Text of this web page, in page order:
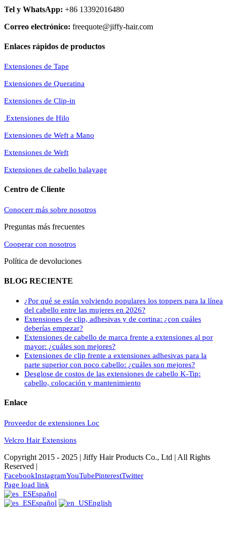
Tel y WhatsApp: +86 13392016480
Correo electrónico: freequote@jiffy-hair.com
Enlaces rápidos de productos
Extensiones de Tape
Extensiones de Queratina
Extensiones de Clip-in
Extensiones de Hilo
Extensiones de Weft a Mano
Extensiones de Weft
Extensiones de cabello balayage
Centro de Cliente
Conocerr más sobre nosotros
Preguntas más frecuentes
Cooperar con nosotros
Política de devoluciones
BLOG RECIENTE
¿Por qué se están volviendo populares los toppers para la línea
del cabello entre las mujeres en 2026?
Extensiones de clip, adhesivas y de cortina: ¿con cuáles
deberías empezar?
Extensiones de cabello de marca frente a extensiones al por
mayor: ¿cuáles son mejores?
Extensiones de clip frente a extensiones adhesivas para la
parte superior con poco cabello: ¿cuáles son mejores?
Desglose de costos de las extensiones de cabello K-Tip:
cabello, colocación y mantenimiento
Enlace
Proveedor de extensiones Loc
Velcro Hair Extensions
Copyright 2015 - 2025 | Jiffy Hair Products Co., Ltd | All Rights
Reserved |
FacebookInstagramYouTubePinterestTwitter
Page load link
Español
Español
English